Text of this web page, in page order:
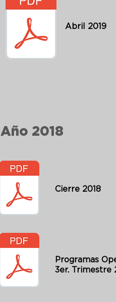
Abril 2019
Año 2018
Cierre 2018
Programas
3er. Trimestre